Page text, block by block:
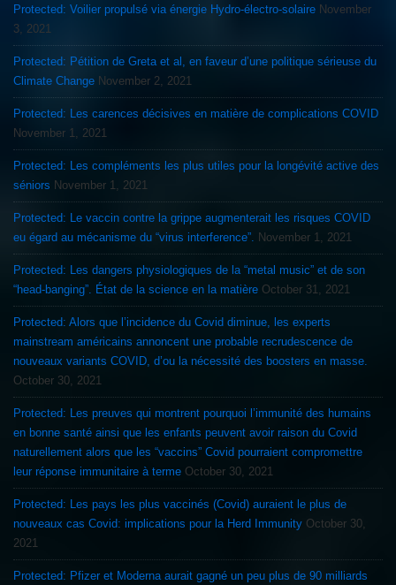
Protected: Voilier propulsé via énergie Hydro-électro-solaire November
3, 2021
Protected: Pétition de Greta et al, en faveur d’une politique sérieuse du
Climate Change November 2, 2021
Protected: Les carences décisives en matière de complications COVID
November 1, 2021
Protected: Les compléments les plus utiles pour la longévité active des
séniors November 1, 2021
Protected: Le vaccin contre la grippe augmenterait les risques COVID
eu égard au mécanisme du “virus interference”. November 1, 2021
Protected: Les dangers physiologiques de la “metal music” et de son
“head-banging”. État de la science en la matière October 31, 2021
Protected: Alors que l’incidence du Covid diminue, les experts
mainstream américains annoncent une probable recrudescence de
nouveaux variants COVID, d’ou la nécessité des boosters en masse.
October 30, 2021
Protected: Les preuves qui montrent pourquoi l’immunité des humains
en bonne santé ainsi que les enfants peuvent avoir raison du Covid
naturellement alors que les “vaccins” Covid pourraient compromettre
leur réponse immunitaire à terme October 30, 2021
Protected: Les pays les plus vaccinés (Covid) auraient le plus de
nouveaux cas Covid: implications pour la Herd Immunity October 30,
2021
Protected: Pfizer et Moderna aurait gagné un peu plus de 90 milliards